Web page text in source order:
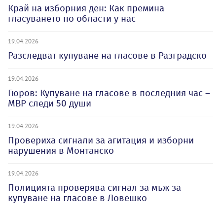
Край на изборния ден: Как премина
гласуването по области у нас
19.04.2026
Разследват купуване на гласове в Разградско
19.04.2026
Гюров: Купуване на гласове в последния час –
МВР следи 50 души
19.04.2026
Провериха сигнали за агитация и изборни
нарушения в Монтанско
19.04.2026
Полицията проверява сигнал за мъж за
купуване на гласове в Ловешко